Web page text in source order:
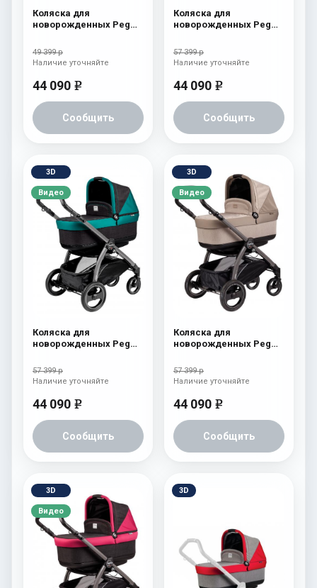
Коляска для
новорожденных Peg
(шасси White/Black)
Onyx
49 399 р
44 090 e
Сообщить
Наличие уточняйте
Коляска для
новорожденных Peg
(шасси White/Black)
atmosphere
57 399 р
44 090 e
Сообщить
Наличие уточняйте
3D
Видео
Коляска для
новорожденных Peg
(шасси White/Black)
aquamarine
57 399 р
44 090 e
Сообщить
Наличие уточняйте
3D
Видео
Коляска для
новорожденных Peg
(шасси White/Black)
Cream
57 399 р
44 090 e
Сообщить
Наличие уточняйте
3D
Видео
3D